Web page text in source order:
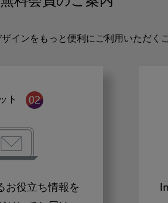
インをもっと便利にご利用いただく
ト
お役立ち情報を